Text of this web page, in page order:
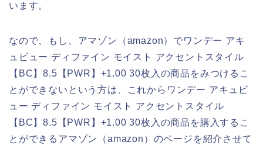
います。
なので、もし、アマゾン（amazon）でワンデー アキ
ュビュー ディファイン モイスト アクセントスタイル
【BC】8.5【PWR】+1.00 30枚入の商品をみつけるこ
とができないという方は、これからワンデー アキュビ
ュー ディファイン モイスト アクセントスタイル
【BC】8.5【PWR】+1.00 30枚入の商品を購入するこ
とができるアマゾン（amazon）のページを紹介させて